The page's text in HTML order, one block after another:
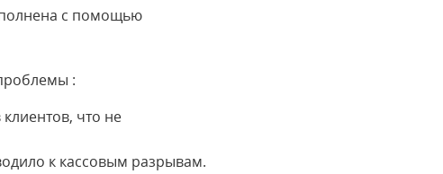
с помощью
:
что не
к кассовым разрывам.